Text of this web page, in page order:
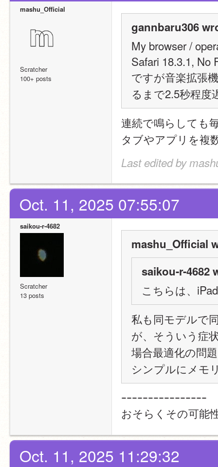
mashu_Official
Scratcher
100+ posts
gannbaru306
My browser /
Safari 18.3.1, No
ですが音楽拡張
るまで2.5秒程度
連続で鳴らしても
タブやアプリを複
Last edited by
Oct. 11, 2025 07:55:07
saikou-r-4682
Scratcher
13 posts
mashu_Official
saikou-r-4682
こちらは、
私も同モデルで
が、そういう症
場合最適化の問
シンプルにメモ
ｰｰｰｰｰｰｰｰｰｰｰｰｰｰｰｰ
おそらくその可能
Oct. 11, 2025 11:29:32